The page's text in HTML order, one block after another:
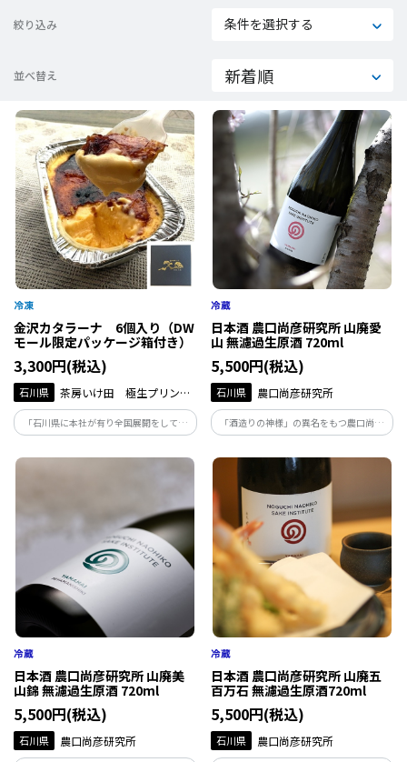
絞り込み 条件を選択する
並べ替え
金沢カタラーナ 6個入り（DW
モール限定パッケージ箱付き）
3,300円(税込)
石川県
茶房いけ田 極生プリン専
門店いけ田総本店
「石川県に本社が有り全国展開をしてい
る極生プリン専門店が開発した第二弾の
お土産商品が登場！「金沢カタラーナが
日本酒 農口尚彦研究所 山廃愛
山 無濾過生原酒 720ml
5,500円(税込)
石川県 農口尚彦研究所
「酒造りの神様」の異名をもつ農口尚彦
によって醸された酒は、人生を捧げ、磨き
上げた味。地下93ｍから湧き出る霊峰白
山の雪解け水で仕込む無濾過生原酒は絶
妙な吾味のバランスが整った味わいです。
日本酒 農口尚彦研究所 山廃美
山錦 無濾過生原酒 720ml
5,500円(税込)
石川県 農口尚彦研究所
日本酒 農口尚彦研究所 山廃五
百万石 無濾過生原酒720ml
5,500円(税込)
石川県 農口尚彦研究所